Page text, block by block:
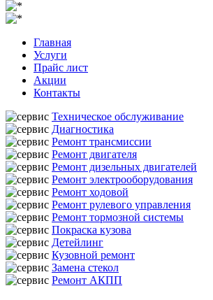
Главная
Услуги
Прайс лист
Акции
Контакты
Техническое обслуживание
Диагностика
Ремонт трансмиссии
Ремонт двигателя
Ремонт дизельных двигателей
Ремонт электрооборудования
Ремонт ходовой
Ремонт рулевого управления
Ремонт тормозной системы
Покраска кузова
Детейлинг
Кузовной ремонт
Замена стекол
Ремонт АКПП